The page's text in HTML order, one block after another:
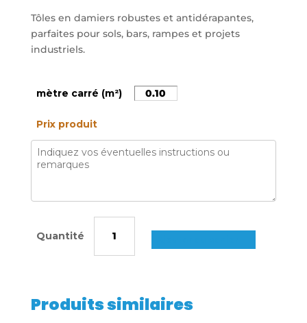
Tôles en damiers robustes et antidérapantes,
parfaites pour sols, bars, rampes et projets
industriels.
mètre carré (m²)
Prix produit
Tôle
Alu
Produits similaires